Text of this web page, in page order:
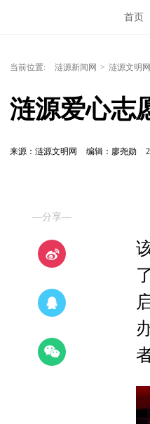
首页
当前位置: 涟源新闻网 > 涟源文明网
涟源爱心志
来源：涟源文明网 编辑：廖尧勋
—分享—